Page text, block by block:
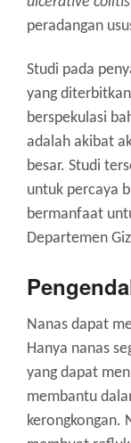
peradangan
Studi pada
yang
berspekulasi
adalah akibat
besar. Studi
untuk percaya
bermanfaat
Departemen
Nanas dapat
Hanya nanas
yang dapat
membantu
kerongkongan.